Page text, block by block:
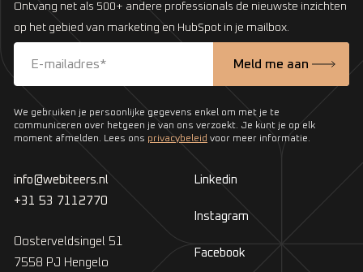
Ontvang net als 500+ andere professionals de nieuwste inzichten
op het gebied van marketing en HubSpot in je mailbox.
We gebruiken je persoonlijke gegevens enkel om met je te
communiceren over hetgeen je van ons verzoekt. Je kunt je op elk
moment afmelden. Lees ons privacybeleid voor meer informatie.
info@webiteers.nl
+31 53 7112770
Oosterveldsingel 51
7558 PJ Hengelo
Linkedin
Instagram
Facebook